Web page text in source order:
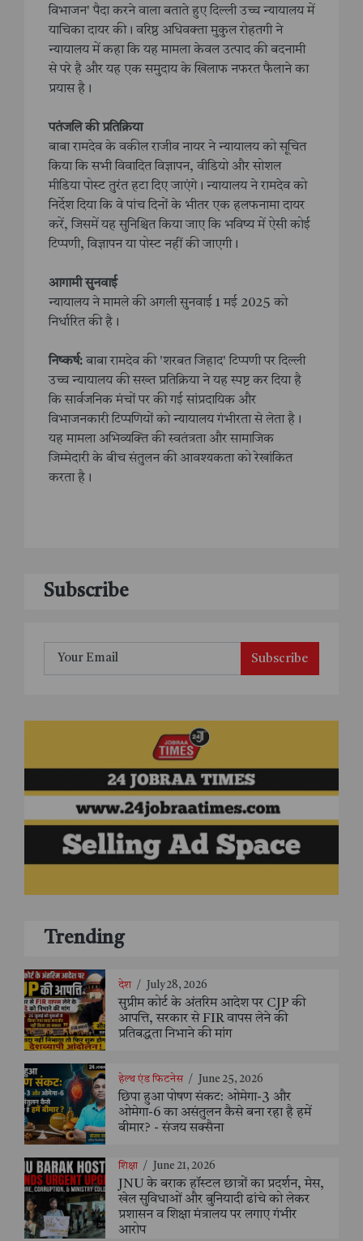
विभाजन' पैदा करने वाला बताते हुए दिल्ली उच्च न्यायालय में
याचिका दायर की। वरिष्ठ अधिवक्ता मुकुल रोहतगी ने
न्यायालय में कहा कि यह मामला केवल उत्पाद की बदनामी
से परे है और यह एक समुदाय के खिलाफ नफरत फैलाने का
प्रयास है। ​
पतंजलि की प्रतिक्रिया
बाबा रामदेव के वकील राजीव नायर ने न्यायालय को सूचित
किया कि सभी विवादित विज्ञापन, वीडियो और सोशल
मीडिया पोस्ट तुरंत हटा दिए जाएंगे। न्यायालय ने रामदेव को
निर्देश दिया कि वे पांच दिनों के भीतर एक हलफनामा दायर
करें, जिसमें यह सुनिश्चित किया जाए कि भविष्य में ऐसी कोई
टिप्पणी, विज्ञापन या पोस्ट नहीं की जाएगी। ​
आगामी सुनवाई
न्यायालय ने मामले की अगली सुनवाई 1 मई 2025 को
निर्धारित की है।​
निष्कर्ष: बाबा रामदेव की 'शरबत जिहाद' टिप्पणी पर दिल्ली
उच्च न्यायालय की सख्त प्रतिक्रिया ने यह स्पष्ट कर दिया है
कि सार्वजनिक मंचों पर की गई सांप्रदायिक और
विभाजनकारी टिप्पणियों को न्यायालय गंभीरता से लेता है।
यह मामला अभिव्यक्ति की स्वतंत्रता और सामाजिक
जिम्मेदारी के बीच संतुलन की आवश्यकता को रेखांकित
करता है।​
Subscribe
Subscribe
Trending
देश / July 28, 2026
सुप्रीम कोर्ट के अंतरिम आदेश पर CJP की
आपत्ति, सरकार से FIR वापस लेने की
प्रतिबद्धता निभाने की मांग
हेल्थ एंड फिटनेस / June 25, 2026
छिपा हुआ पोषण संकट: ओमेगा-3 और
ओमेगा-6 का असंतुलन कैसे बना रहा है हमें
बीमार? - संजय सक्सैना
शिक्षा / June 21, 2026
JNU के बराक हॉस्टल छात्रों का प्रदर्शन, मेस,
खेल सुविधाओं और बुनियादी ढांचे को लेकर
प्रशासन व शिक्षा मंत्रालय पर लगाए गंभीर
आरोप